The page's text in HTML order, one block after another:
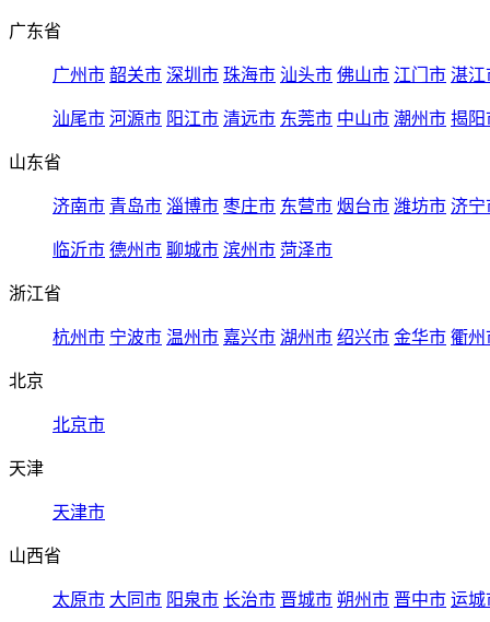
广东省
广州市 韶关市 深圳市 珠海市 汕头市 佛山市 江门市 湛江
汕尾市 河源市 阳江市 清远市 东莞市 中山市 潮州市 揭阳
山东省
济南市 青岛市 淄博市 枣庄市 东营市 烟台市 潍坊市 济宁
临沂市 德州市 聊城市 滨州市 菏泽市
浙江省
杭州市 宁波市 温州市 嘉兴市 湖州市 绍兴市 金华市 衢州
北京
北京市
天津
天津市
山西省
太原市 大同市 阳泉市 长治市 晋城市 朔州市 晋中市 运城